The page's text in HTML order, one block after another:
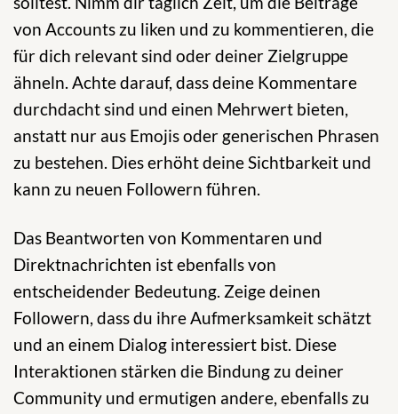
von Accounts zu liken und zu kommentieren, die
für dich relevant sind oder deiner Zielgruppe
ähneln. Achte darauf, dass deine Kommentare
durchdacht sind und einen Mehrwert bieten,
anstatt nur aus Emojis oder generischen Phrasen
zu bestehen. Dies erhöht deine Sichtbarkeit und
kann zu neuen Followern führen.
Das Beantworten von Kommentaren und
Direktnachrichten ist ebenfalls von
entscheidender Bedeutung. Zeige deinen
Followern, dass du ihre Aufmerksamkeit schätzt
und an einem Dialog interessiert bist. Diese
Interaktionen stärken die Bindung zu deiner
Community und ermutigen andere, ebenfalls zu